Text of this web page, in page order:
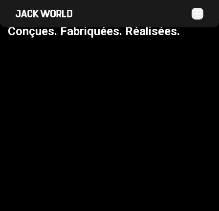
VOS IDÉES.
Conçues. Fabriquées. Réalisées.